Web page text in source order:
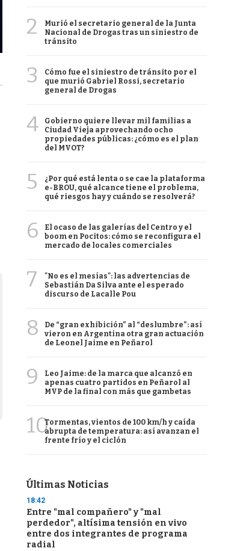
2
Murió el secretario general de la Junta
Nacional de Drogas tras un siniestro de
tránsito
3
Cómo fue el siniestro de tránsito por el
que murió Gabriel Rossi, secretario
general de Drogas
4
Gobierno quiere llevar mil familias a
Ciudad Vieja aprovechando ocho
propiedades públicas: ¿cómo es el plan
del MVOT?
5
¿Por qué está lenta o se cae la plataforma
e-BROU, qué alcance tiene el problema,
qué riesgos hay y cuándo se resolverá?
6
El ocaso de las galerías del Centro y el
boom en Pocitos: cómo se reconfigura el
mercado de locales comerciales
7
"No es el mesías": las advertencias de
Sebastián Da Silva ante el esperado
discurso de Lacalle Pou
8
De “gran exhibición” al “deslumbre”: así
vieron en Argentina otra gran actuación
de Leonel Jaime en Peñarol
9
Leo Jaime: de la marca que alcanzó en
apenas cuatro partidos en Peñarol al
MVP de la final con más que gambetas
10Tormentas, vientos de 100 km/h y caída
abrupta de temperatura: así avanzan el
frente frío y el ciclón
Últimas Noticias
18:42
Entre "mal compañero" y "mal
perdedor", altísima tensión en vivo
entre dos integrantes de programa
radial